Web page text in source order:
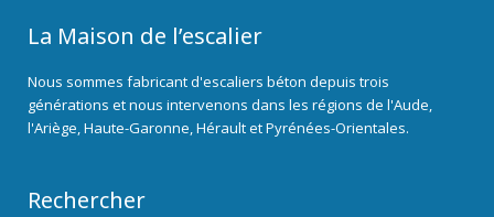
La Maison de l’escalier
Nous sommes fabricant d'escaliers béton depuis trois
générations et nous intervenons dans les régions de l'Aude,
l'Ariège, Haute-Garonne, Hérault et Pyrénées-Orientales.
Rechercher